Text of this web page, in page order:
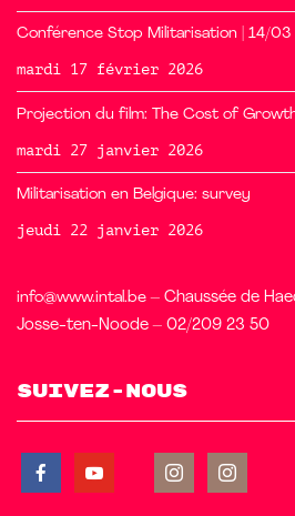
Conférence Stop Militarisation | 14/03
mardi 17 février 2026
Projection du film: The Cost of
mardi 27 janvier 2026
Militarisation en Belgique: survey
jeudi 22 janvier 2026
info@www.intal.be – Chaussée de
Josse-ten-Noode – 02/209 23 50
Suivez-nous